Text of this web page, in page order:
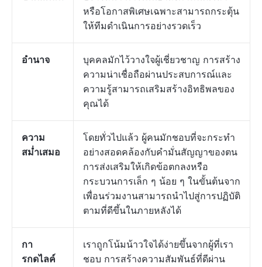
หรือโอกาสพิเศษเฉพาะสามารถกระตุ้น
ให้ทีมดำเนินการอย่างรวดเร็ว
อำนาจ
บุคคลมักไว้วางใจผู้เชี่ยวชาญ การสร้าง
ความน่าเชื่อถือผ่านประสบการณ์และ
ความรู้สามารถเสริมสร้างอิทธิพลของ
คุณได้
ความ
สม่ำเสมอ
โดยทั่วไปแล้ว ผู้คนมักชอบที่จะกระทำ
อย่างสอดคล้องกับคำมั่นสัญญาของตน
การส่งเสริมให้เกิดข้อตกลงหรือ
กระบวนการเล็ก ๆ น้อย ๆ ในขั้นต้นจาก
เพื่อนร่วมงานสามารถนำไปสู่การปฏิบัติ
ตามที่ดีขึ้นในภายหลังได้
กา
รกดไลค์
เราถูกโน้มน้าวใจได้ง่ายขึ้นจากผู้ที่เรา
ชอบ การสร้างความสัมพันธ์ที่ดีผ่าน